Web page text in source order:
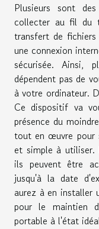
Plusieurs sont
collecter au fil du
transfert de
une connexion
sécurisée. Ainsi,
dépendent pas de
à votre ordinateur.
Ce dispositif va
présence du
tout en œuvre pour
et simple à
ils peuvent être
jusqu'à la date
aurez à en installer
pour le maintien
portable à l'état